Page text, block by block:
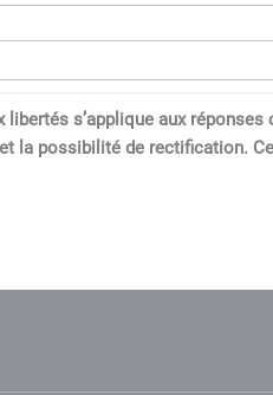
s’applique aux
la possibilité de rectification.